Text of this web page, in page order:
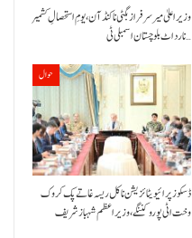
وزیراعلیٰ میر سرفراز بگٹی نا کنڈ آن،یومِ استحصالِ کشمیر
نا رد اٹ بلوچستان اسمبلی ٹی…
حوال
ڈسکوز پرائیویٹائزیشن نا کل ریسہ غاتے پک کروک
وخت اٹی پورو کننگے ،وزیراعظم شہباز شریف